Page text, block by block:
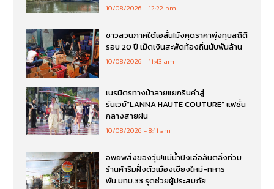
10/08/2026 12:22 pm
ชาวสวนภาคใต้เฮลั่น!มังคุดราคาพุ่งทุบสถิติ
รอบ 20 ปี เม็ดเงินสะพัดท้องถิ่นนับพันล้าน
10/08/2026 11:43 am
เนรมิตรทางม้าลายแยกรินคำสู่
รันเวย์“LANNA HAUTE COUTURE” แฟชั่น
กลางสายฝน
10/08/2026 8:11 am
อพยพสิ่งของวุ่น!แม่น้ำปิงเอ่อล้นตลิ่งท่วม
ร้านค้าริมฝั่งตัวเมืองเชียงใหม่-ทหาร
พัน.มทบ.33 รุดช่วยผู้ประสบภัย